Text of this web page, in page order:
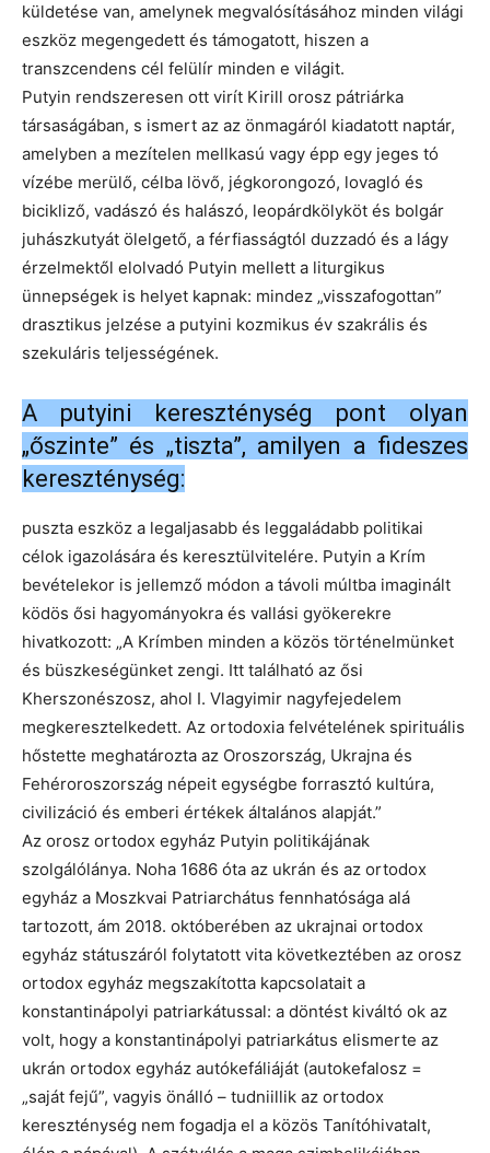
küldetése van, amelynek megvalósításához minden világi
eszköz megengedett és támogatott, hiszen a
transzcendens cél felülír minden e világit.
Putyin rendszeresen ott virít Kirill orosz pátriárka
társaságában, s ismert az az önmagáról kiadatott naptár,
amelyben a mezítelen mellkasú vagy épp egy jeges tó
vízébe merülő, célba lövő, jégkorongozó, lovagló és
bicikliző, vadászó és halászó, leopárdkölyköt és bolgár
juhászkutyát ölelgető, a férfiasságtól duzzadó és a lágy
érzelmektől elolvadó Putyin mellett a liturgikus
ünnepségek is helyet kapnak: mindez „visszafogottan”
drasztikus jelzése a putyini kozmikus év szakrális és
szekuláris teljességének.
A putyini kereszténység pont olyan
„őszinte” és „tiszta”, amilyen a fideszes
kereszténység:
puszta eszköz a legaljasabb és leggaládabb politikai
célok igazolására és keresztülvitelére. Putyin a Krím
bevételekor is jellemző módon a távoli múltba imaginált
ködös ősi hagyományokra és vallási gyökerekre
hivatkozott: „A Krímben minden a közös történelmünket
és büszkeségünket zengi. Itt található az ősi
Kherszonészosz, ahol I. Vlagyimir nagyfejedelem
megkeresztelkedett. Az ortodoxia felvételének spirituális
hőstette meghatározta az Oroszország, Ukrajna és
Fehéroroszország népeit egységbe forrasztó kultúra,
civilizáció és emberi értékek általános alapját.”
Az orosz ortodox egyház Putyin politikájának
szolgálólánya. Noha 1686 óta az ukrán és az ortodox
egyház a Moszkvai Patriarchátus fennhatósága alá
tartozott, ám 2018. októberében az ukrajnai ortodox
egyház státuszáról folytatott vita következtében az orosz
ortodox egyház megszakította kapcsolatait a
konstantinápolyi patriarkátussal: a döntést kiváltó ok az
volt, hogy a konstantinápolyi patriarkátus elismerte az
ukrán ortodox egyház autókefáliáját (autokefalosz =
„saját fejű”, vagyis önálló – tudniillik az ortodox
kereszténység nem fogadja el a közös Tanítóhivatalt,